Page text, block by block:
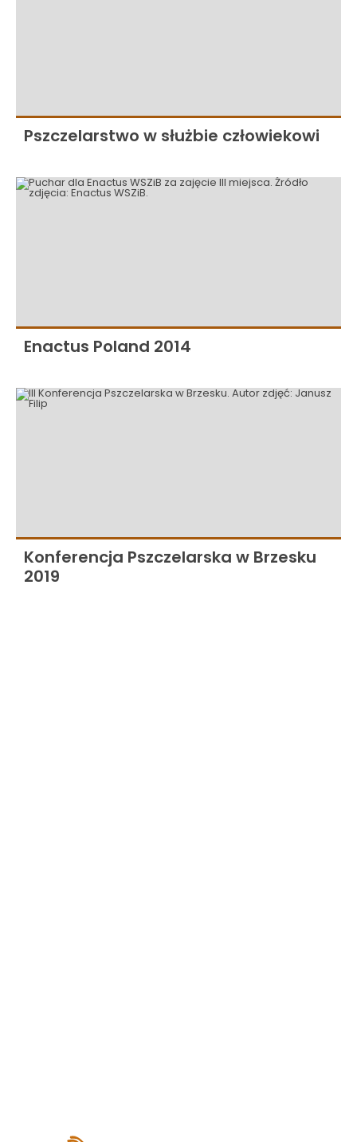
Pszczelarstwo w służbie człowiekowi
Enactus Poland 2014
Konferencja Pszczelarska w Brzesku
2019